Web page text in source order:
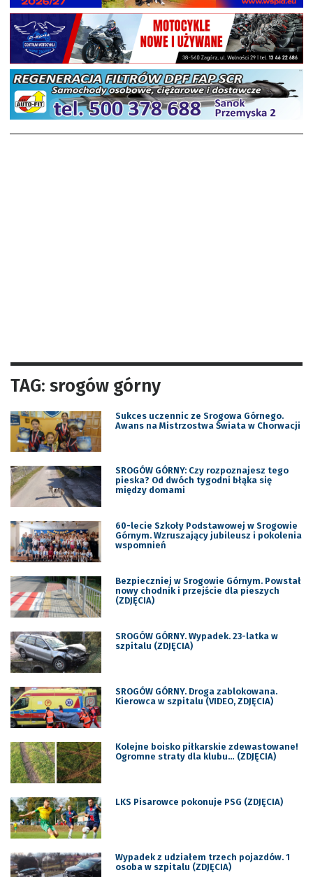
TAG: srogów górny
Sukces uczennic ze Srogowa Górnego.
Awans na Mistrzostwa Świata w Chorwacji
SROGÓW GÓRNY: Czy rozpoznajesz tego
pieska? Od dwóch tygodni błąka się
między domami
60-lecie Szkoły Podstawowej w Srogowie
Górnym. Wzruszający jubileusz i pokolenia
wspomnień
Bezpieczniej w Srogowie Górnym. Powstał
nowy chodnik i przejście dla pieszych
(ZDJĘCIA)
SROGÓW GÓRNY. Wypadek. 23-latka w
szpitalu (ZDJĘCIA)
SROGÓW GÓRNY. Droga zablokowana.
Kierowca w szpitalu (VIDEO, ZDJĘCIA)
Kolejne boisko piłkarskie zdewastowane!
Ogromne straty dla klubu… (ZDJĘCIA)
LKS Pisarowce pokonuje PSG (ZDJĘCIA)
Wypadek z udziałem trzech pojazdów. 1
osoba w szpitalu (ZDJĘCIA)